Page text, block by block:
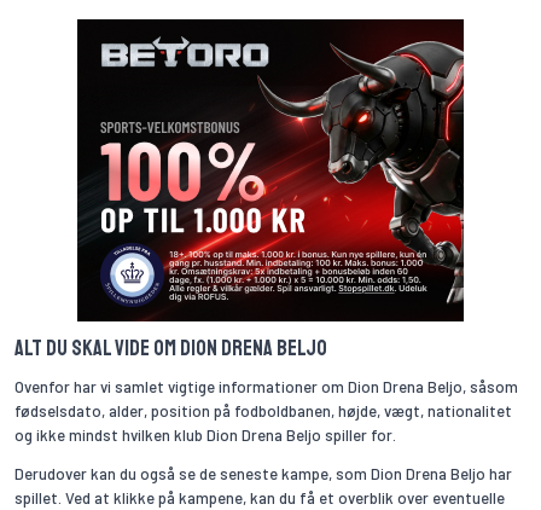
Alt du skal vide om Dion Drena Beljo
Ovenfor har vi samlet vigtige informationer om Dion Drena Beljo, såsom
fødselsdato, alder, position på fodboldbanen, højde, vægt, nationalitet
og ikke mindst hvilken klub Dion Drena Beljo spiller for.
Derudover kan du også se de seneste kampe, som Dion Drena Beljo har
spillet. Ved at klikke på kampene, kan du få et overblik over eventuelle